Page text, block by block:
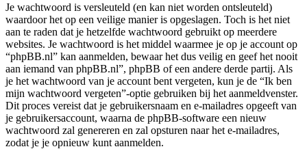
Je wachtwoord is versleuteld (en kan niet worden ontsleuteld)
waardoor het op een veilige manier is opgeslagen. Toch is het niet
aan te raden dat je hetzelfde wachtwoord gebruikt op meerdere
websites. Je wachtwoord is het middel waarmee je op je account op
“phpBB.nl” kan aanmelden, bewaar het dus veilig en geef het nooit
aan iemand van phpBB.nl”, phpBB of een andere derde partij. Als
je het wachtwoord van je account bent vergeten, kun je de “Ik ben
mijn wachtwoord vergeten”-optie gebruiken bij het aanmeldvenster.
Dit proces vereist dat je gebruikersnaam en e-mailadres opgeeft van
je gebruikersaccount, waarna de phpBB-software een nieuw
wachtwoord zal genereren en zal opsturen naar het e-mailadres,
zodat je je opnieuw kunt aanmelden.